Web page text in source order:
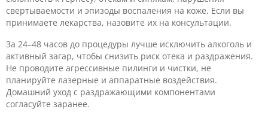
свертываемости и эпизоды воспаления на коже. Если вы
принимаете лекарства, назовите их на консультации.
За 24–48 часов до процедуры лучше исключить алкоголь и
активный загар, чтобы снизить риск отека и раздражения.
Не проводите агрессивные пилинги и чистки, не
планируйте лазерные и аппаратные воздействия.
Домашний уход с раздражающими компонентами
согласуйте заранее.